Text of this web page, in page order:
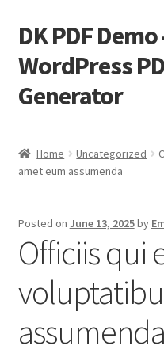
Skip
to
navigation
Skip
to
content
DK PDF Demo
WordPress
Generator
Cart
My account
Page Image Alignment
Page Markup And
Home Uncategorized
amet eum assumenda
Posted on June 13, 2025by
Officiis qui
assumenda